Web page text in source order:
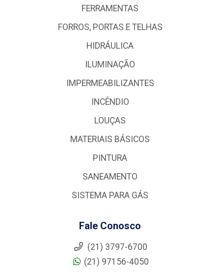
FERRAMENTAS
FORROS, PORTAS E TELHAS
HIDRÁULICA
ILUMINAÇÃO
IMPERMEABILIZANTES
INCÊNDIO
LOUÇAS
MATERIAIS BÁSICOS
PINTURA
SANEAMENTO
SISTEMA PARA GÁS
Fale Conosco
(21) 3797-6700
(21) 97156-4050